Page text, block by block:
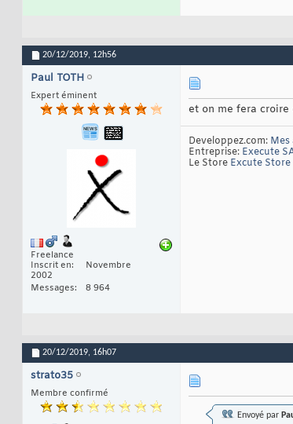
20/12/2019, 12h56
Paul TOTH
Expert éminent
Freelance
Inscrit en
Novembre
2002
Messages
8 964
et on me fera croire
Developpez.com: Mes
Entreprise: Execute
Le Store Excute Store
20/12/2019, 16h07
strato35
Membre confirmé
Envoyé par